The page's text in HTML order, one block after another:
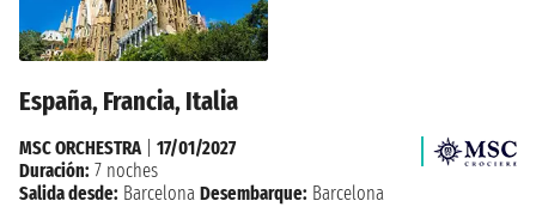
España, Francia, Italia
MSC ORCHESTRA| 17/01/2027
Duración: 7 noches
Salida desde: Barcelona Desembarque: Barcelona